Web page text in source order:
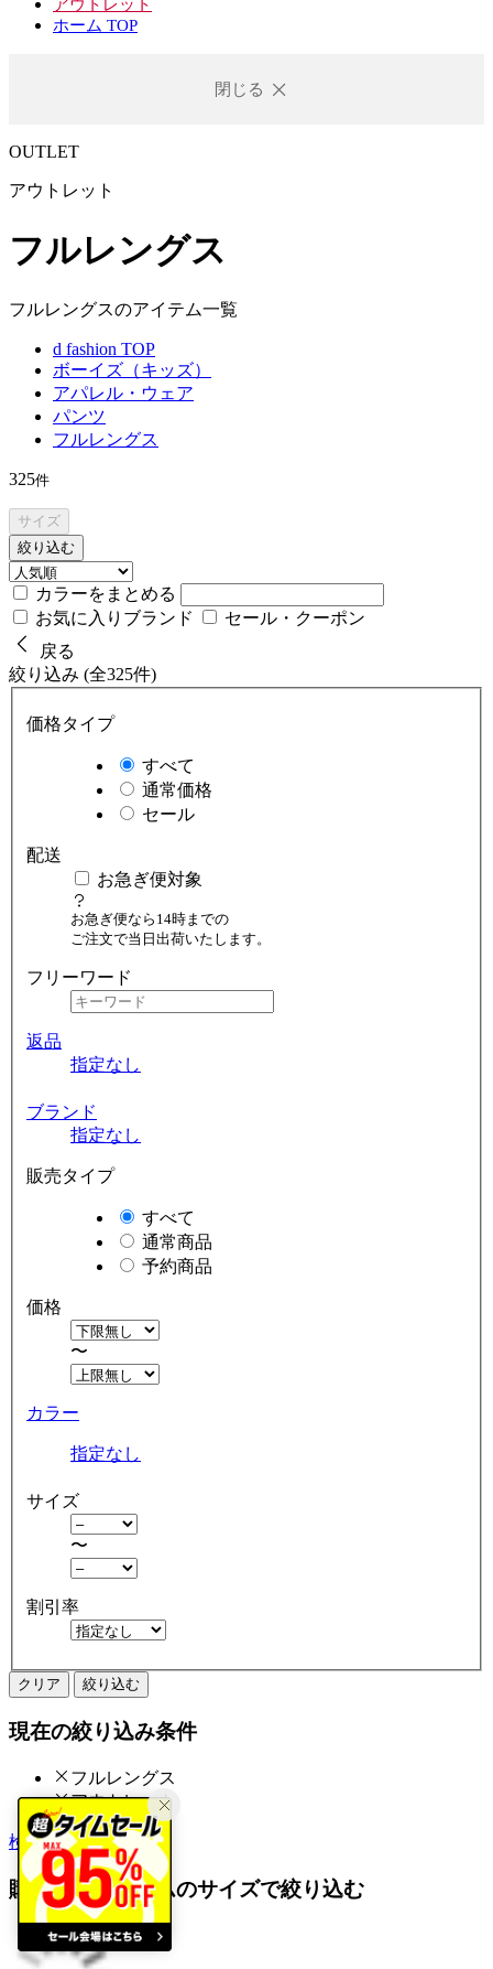
アウトレット
ホーム TOP
閉じる
OUTLET
アウトレット
フルレングス
フルレングスのアイテム一覧
d fashion TOP
ボーイズ（キッズ）
アパレル・ウェア
パンツ
フルレングス
325件
サイズ
絞り込む
カラーをまとめる
お気に入りブランド
セール・クーポン
戻る
絞り込み (全325件)
価格タイプ
すべて
通常価格
セール
配送
お急ぎ便対象
お急ぎ便なら14時までの
ご注文で当日出荷いたします。
フリーワード
返品
指定なし
ブランド
指定なし
販売タイプ
すべて
通常商品
予約商品
価格
〜
カラー
指定なし
サイズ
〜
割引率
クリア 絞り込む
現在の絞り込み条件
フルレングス
アウトレット
検索履歴から探す
購入済みアイテムのサイズで絞り込む